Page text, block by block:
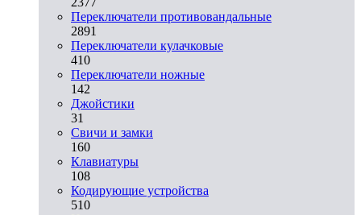
Переключатели противовандальные
2891
Переключатели кулачковые
410
Переключатели ножные
142
Джойстики
31
Свичи и замки
160
Клавиатуры
108
Кодирующие устройства
510